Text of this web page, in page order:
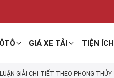
GIÁ XE TẢI TIỆN ÍCH
GIẢI CHI TIẾT THEO PHONG THỦY